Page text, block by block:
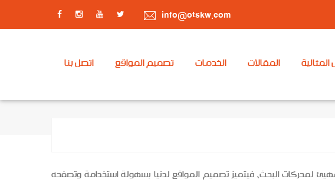
info@otskw.com
المثالية المقالات الخدمات تصميم المواقع اتصل بنا
لمحركات البحث، فيتميز تصميم المواقع لدنيا بسهولة استخدامة وتصفحه